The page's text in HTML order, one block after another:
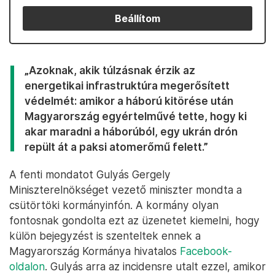
Beállítom
„Azoknak, akik túlzásnak érzik az
energetikai infrastruktúra megerősített
védelmét: amikor a háború kitörése után
Magyarország egyértelművé tette, hogy ki
akar maradni a háborúból, egy ukrán drón
repült át a paksi atomerőmű felett.”
A fenti mondatot Gulyás Gergely
Miniszterelnökséget vezető miniszter mondta a
csütörtöki kormányinfón. A kormány olyan
fontosnak gondolta ezt az üzenetet kiemelni, hogy
külön bejegyzést is szenteltek ennek a
Magyarország Kormánya hivatalos Facebook-
oldalon. Gulyás arra az incidensre utalt ezzel, amikor